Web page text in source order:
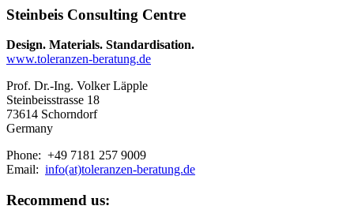
Steinbeis Consulting Centre
Design. Materials. Standardisation.
www.toleranzen-beratung.de
Prof. Dr.-Ing. Volker Läpple
Steinbeisstrasse 18
73614 Schorndorf
Germany
Phone: +49 7181 257 9009
Email: info(at)toleranzen-beratung.de
Recommend us: